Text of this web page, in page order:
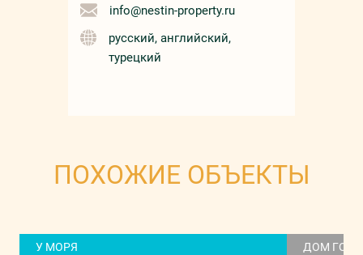
info@nestin-property.ru
русский, английский,
турецкий
ПОХОЖИЕ ОБЪЕКТЫ
У МОРЯ ДОМ